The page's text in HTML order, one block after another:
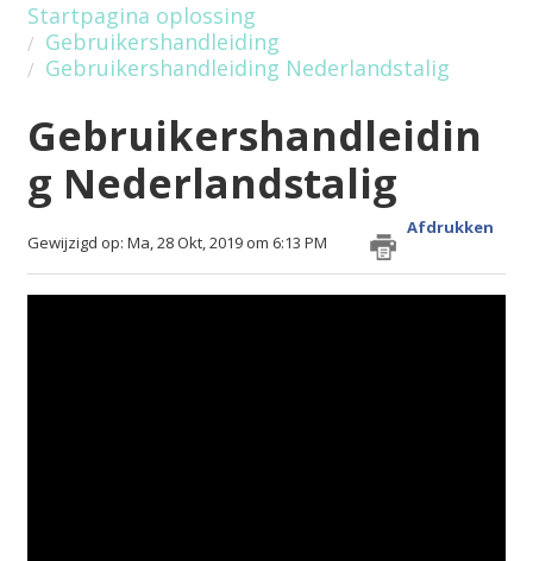
Startpagina oplossing
Gebruikershandleiding
Gebruikershandleiding Nederlandstalig
Gebruikershandleidin
g Nederlandstalig
Afdrukken
Gewijzigd op: Ma, 28 Okt, 2019 om 6:13 PM